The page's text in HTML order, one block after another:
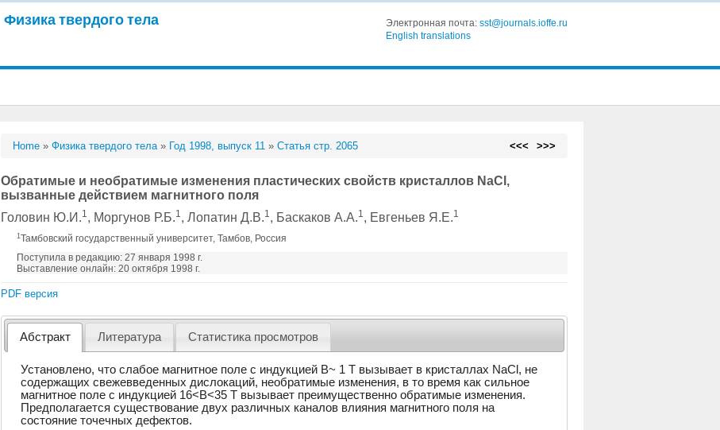
Физика твердого тела Электронная почта: sst@journals.ioffe.ru
English translations
Home »Физика твердого тела» Год 1998, выпуск 11 »Статья стр. 2065 <<< >>>
Обратимые и необратимые изменения пластических свойств кристаллов NaCl,
вызванные действием магнитного поля
Головин Ю.И.1, Моргунов Р.Б.1, Лопатин Д.В.1, Баскаков А.А.1, Евгеньев Я.Е.1
1Тамбовский государственный университет, Тамбов, Россия
Поступила в редакцию: 27 января 1998 г.
Выставление онлайн: 20 октября 1998 г.
PDF версия
Абстракт Литература Статистика просмотров
Установлено, что слабое магнитное поле с индукцией B~ 1 T вызывает в кристаллах NaCl, не
содержащих свежевведенных дислокаций, необратимые изменения, в то время как сильное
магнитное поле с индукцией 16<B<35 T вызывает преимущественно обратимые изменения.
Предполагается существование двух различных каналов влияния магнитного поля на
состояние точечных дефектов.